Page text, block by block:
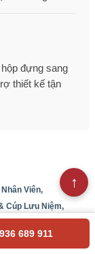
đựng sang
thiết kế tận
Viên,
Cúp Lưu Niệm,
Thành Lập Công Ty,
689 911